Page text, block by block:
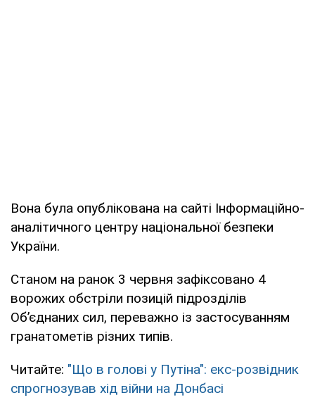
Вона була опублікована на сайті Інформаційно-
аналітичного центру національної безпеки
України.
Станом на ранок 3 червня зафіксовано 4
ворожих обстріли позицій підрозділів
Об’єднаних сил, переважно із застосуванням
гранатометів різних типів.
Читайте: "Що в голові у Путіна": екс-розвідник
спрогнозував хід війни на Донбасі